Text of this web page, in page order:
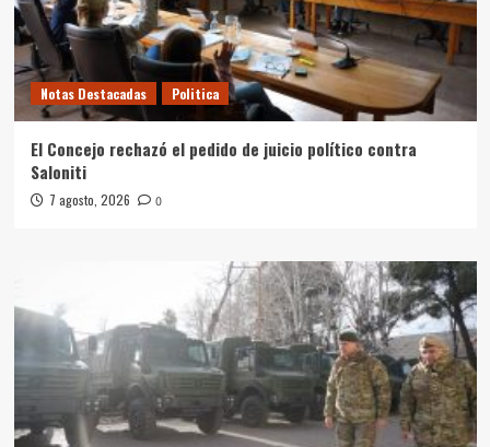
Notas Destacadas Politica
El Concejo rechazó el pedido de juicio político contra
Saloniti
7 agosto, 2026 0